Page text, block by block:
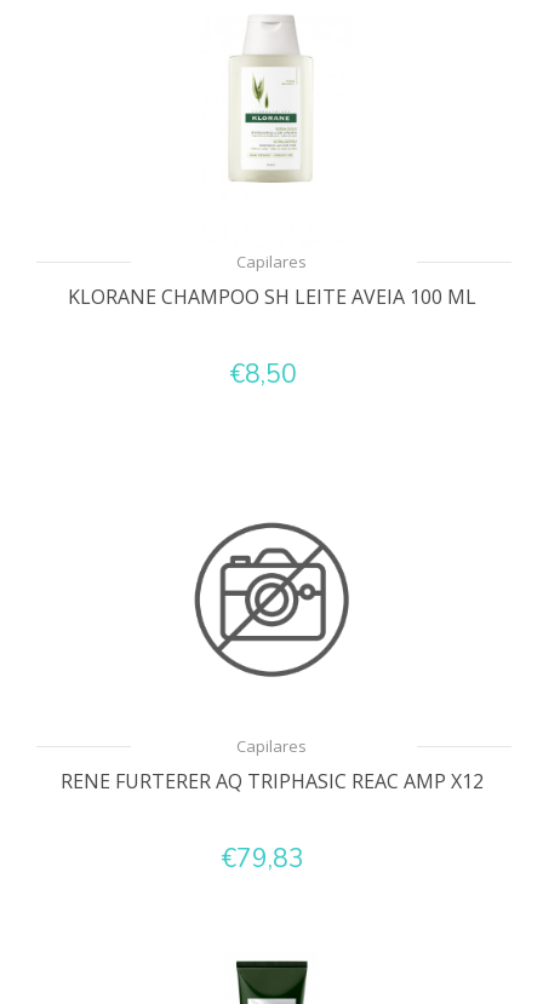
Capilares
KLORANE CHAMPOO SH LEITE AVEIA 100 ML
€8,50
Capilares
RENE FURTERER AQ TRIPHASIC REAC AMP X12
€79,83